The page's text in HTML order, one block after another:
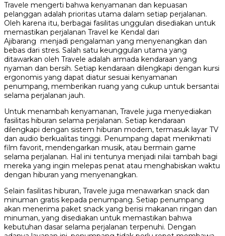
Travele mengerti bahwa kenyamanan dan kepuasan
pelanggan adalah prioritas utama dalam setiap perjalanan.
Oleh karena itu, berbagai fasilitas unggulan disediakan untuk
memastikan perjalanan Travel ke Kendal dari
Ajibarang menjadi pengalaman yang menyenangkan dan
bebas dari stres. Salah satu keunggulan utama yang
ditawarkan oleh Travele adalah armada kendaraan yang
nyaman dan bersih. Setiap kendaraan dilengkapi dengan kursi
ergonomis yang dapat diatur sesuai kenyamanan
penumpang, memberikan ruang yang cukup untuk bersantai
selama perjalanan jauh.
Untuk menambah kenyamanan, Travele juga menyediakan
fasilitas hiburan selama perjalanan. Setiap kendaraan
dilengkapi dengan sistem hiburan modern, termasuk layar TV
dan audio berkualitas tinggi. Penumpang dapat menikmati
film favorit, mendengarkan musik, atau bermain game
selama perjalanan. Hal ini tentunya menjadi nilai tambah bagi
mereka yang ingin melepas penat atau menghabiskan waktu
dengan hiburan yang menyenangkan.
Selain fasilitas hiburan, Travele juga menawarkan snack dan
minuman gratis kepada penumpang. Setiap penumpang
akan menerima paket snack yang berisi makanan ringan dan
minuman, yang disediakan untuk memastikan bahwa
kebutuhan dasar selama perjalanan terpenuhi. Dengan